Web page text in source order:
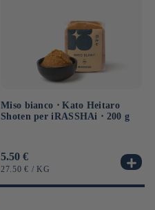
Miso bianco ⋅ Kato Heitaro
Shoten per iRASSHAi ⋅ 200 g
Prezzo
di
5.50 €
PREZZO
27.50 € / PER
KG